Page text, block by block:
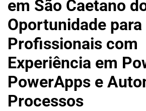
em São Caetano
Oportunidade para
Profissionais com
Experiência em
PowerApps e
Processos